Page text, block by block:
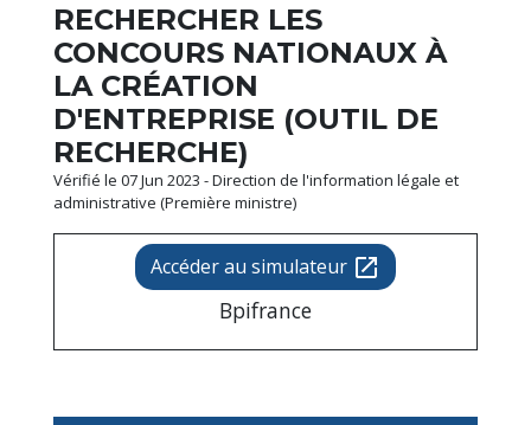
RECHERCHER LES
CONCOURS NATIONAUX À
LA CRÉATION
D'ENTREPRISE (OUTIL DE
RECHERCHE)
Vérifié le 07 Jun 2023 - Direction de l'information légale et
administrative (Première ministre)
Accéder au simulateur open_in_new
Bpifrance